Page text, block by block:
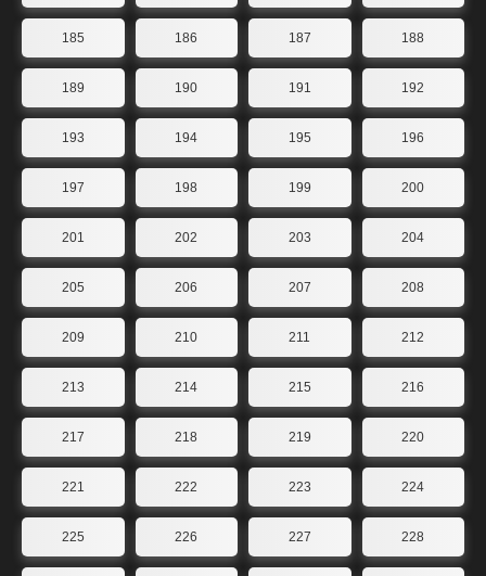
185 186 187 188
189 190 191 192
193 194 195 196
197 198 199 200
201 202 203 204
205 206 207 208
209 210 211 212
213 214 215 216
217 218 219 220
221 222 223 224
225 226 227 228